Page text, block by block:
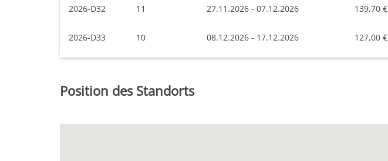
2026-D32 11 27.11.2026 - 07.12.2026 139,70 €
2026-D33 10 08.12.2026 - 17.12.2026 127,00 €
Position des Standorts